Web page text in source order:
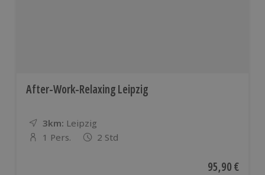
After-Work-Relaxing Leipzig
3km: Entfernung
Standort
Leipzig
Anzahl der Teilnehmer
1 Pers. 2 Std
Aktueller
95,90 €